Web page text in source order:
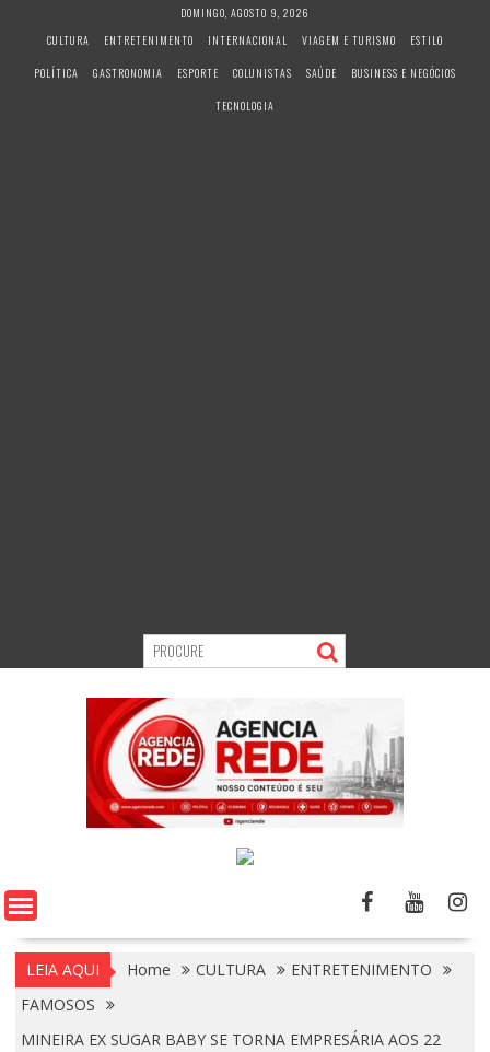
DOMINGO, AGOSTO 9, 2026
CULTURA
ENTRETENIMENTO INTERNACIONAL VIAGEM E TURISMO
ESTILO
POLÍTICA
GASTRONOMIA ESPORTE COLUNISTAS SAÚDE
BUSINESS E NEGÓCIOS
TECNOLOGIA
LEIA AQUI Home CULTURA
ENTRETENIMENTO
FAMOSOS
MINEIRA EX SUGAR BABY SE TORNA EMPRESÁRIA AOS 22